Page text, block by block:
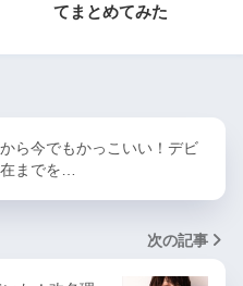
てまとめてみた
ら今でもかっこいい！デビ
までを…
次の記事